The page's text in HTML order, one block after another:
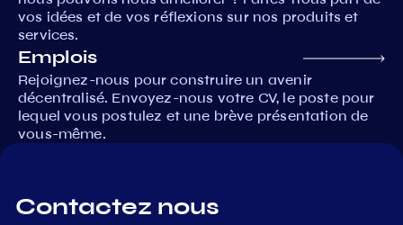
vos idées et de vos réflexions sur nos produits et
services.
Emplois
Rejoignez-nous pour construire un avenir
décentralisé. Envoyez-nous votre CV, le poste pour
lequel vous postulez et une brève présentation de
vous-même.
Contactez nous